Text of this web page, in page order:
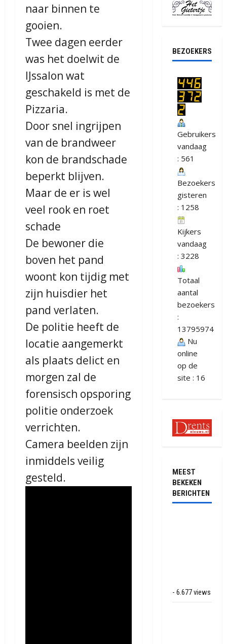
naar binnen te
gooien.
Twee dagen eerder
was het doelwit de
IJssalon wat
geschakeld is met de
Pizzaria.
Door snel ingrijpen
van de brandweer
kon de brandschade
beperkt blijven.
Maar de er is wel
veel rook en roet
schade
De bewoner die
boven het pand
woont kon tijdig met
zijn huisdier het
pand verlaten.
De politie heeft de
locatie aangemerkt
als plaats delict en
morgen zal de
forensisch opsporing
politie onderzoek
verrichten.
Camera beelden zijn
inmiddels veilig
gesteld.
BEZOEKERS
Gebruikers
vandaag
: 561
Bezoekers
gisteren
: 1258
Kijkers
vandaag
: 3228
Totaal
aantal
bezoekers
:
13795974
Nu
online
op de
site : 16
MEEST
BEKEKEN
BERICHTEN
- 6.677 views